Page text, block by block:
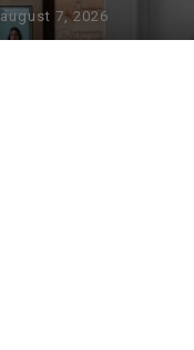
august 7, 2026